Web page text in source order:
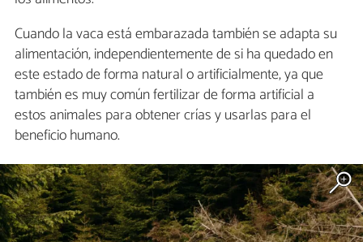
Cuando la vaca está embarazada también se adapta su
alimentación, independientemente de si ha quedado en
este estado de forma natural o artificialmente, ya que
también es muy común fertilizar de forma artificial a
estos animales para obtener crías y usarlas para el
beneficio humano.